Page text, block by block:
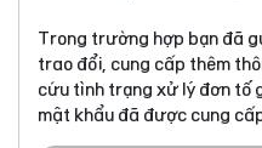
Trong trường hợp bạn đã
trao đổi, cung cấp thêm
cứu tình trạng xử lý đơn tố
mật khẩu đã được cung